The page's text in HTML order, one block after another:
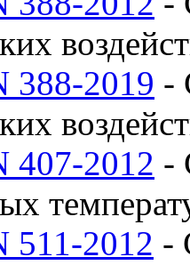
2019 -
2012 -
2012 -